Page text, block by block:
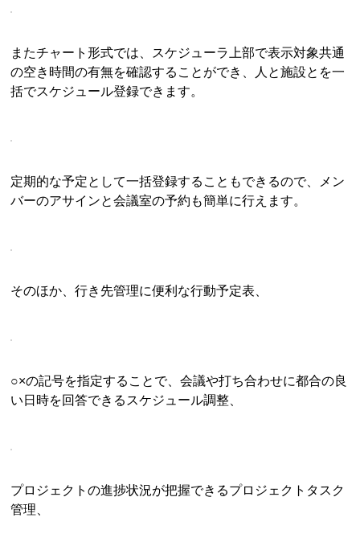
またチャート形式では、スケジューラ上部で表示対象共通
の空き時間の有無を確認することができ、人と施設とを一
括でスケジュール登録できます。
定期的な予定として一括登録することもできるので、メン
バーのアサインと会議室の予約も簡単に行えます。
そのほか、行き先管理に便利な行動予定表、
○×の記号を指定することで、会議や打ち合わせに都合の良
い日時を回答できるスケジュール調整、
プロジェクトの進捗状況が把握できるプロジェクトタスク
管理、